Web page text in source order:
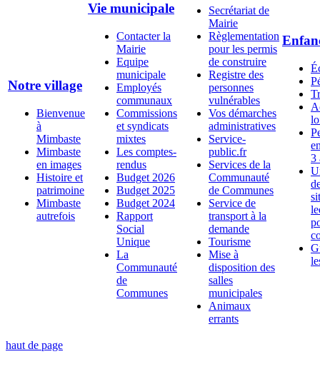
Notre village
Bienvenue
à
Mimbaste
Mimbaste
en images
Histoire et
patrimoine
Mimbaste
autrefois
Vie municipale
Contacter la
Mairie
Equipe
municipale
Employés
communaux
Commissions
et syndicats
mixtes
Les comptes-
rendus
Budget 2026
Budget 2025
Budget 2024
Rapport
Social
Unique
La
Communauté
de
Communes
Secrétariat de
Mairie
Règlementation
pour les permis
de construire
Registre des
personnes
vulnérables
Vos démarches
administratives
Service-
public.fr
Services de la
Communauté
de Communes
Service de
transport à la
demande
Tourisme
Mise à
disposition des
salles
municipales
Animaux
errants
3
haut de page